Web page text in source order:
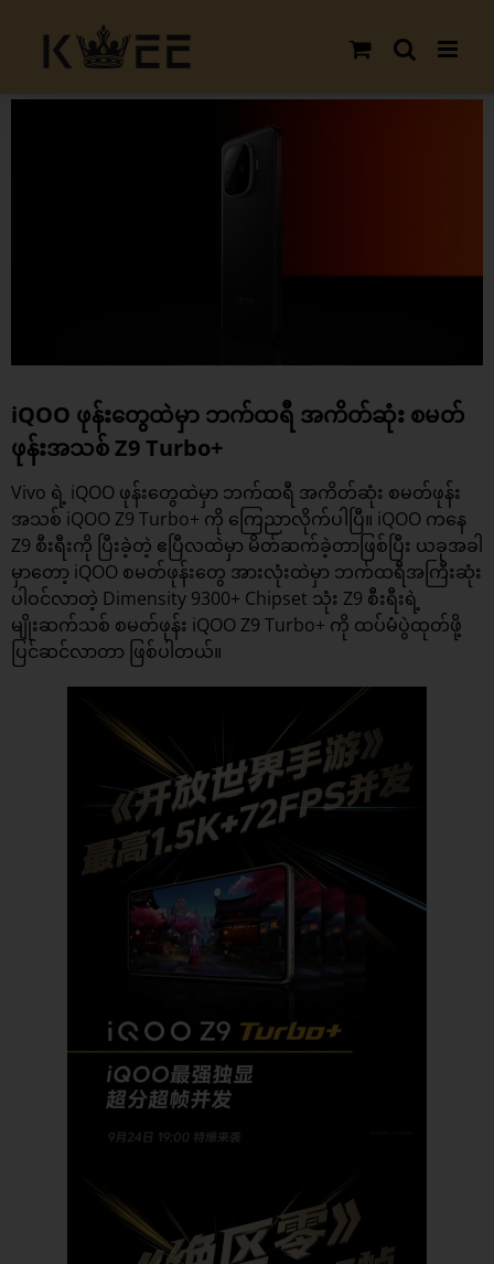
content
iQOO ဖုန်းတွေထဲမှာ ဘက်ထရီ အကိတ်ဆုံး စမတ်
ဖုန်းအသစ် Z9 Turbo+
Vivo ရဲ့ iQOO ဖုန်းတွေထဲမှာ ဘက်ထရီ အကိတ်ဆုံး စမတ်ဖုန်း
အသစ် iQOO Z9 Turbo+ ကို ကြေညာလိုက်ပါပြီ။ iQOO ကနေ
Z9 စီးရီးကို ပြီးခဲ့တဲ့ ဧပြီလထဲမှာ မိတ်ဆက်ခဲ့တာဖြစ်ပြီး ယခုအခါ
မှာတော့ iQOO စမတ်ဖုန်းတွေ အားလုံးထဲမှာ ဘက်ထရီအကြီးဆုံး
ပါဝင်လာတဲ့ Dimensity 9300+ Chipset သုံး Z9 စီးရီးရဲ့
မျိုးဆက်သစ် စမတ်ဖုန်း iQOO Z9 Turbo+ ကို ထပ်မံပွဲထုတ်ဖို့
ပြင်ဆင်လာတာ ဖြစ်ပါတယ်။